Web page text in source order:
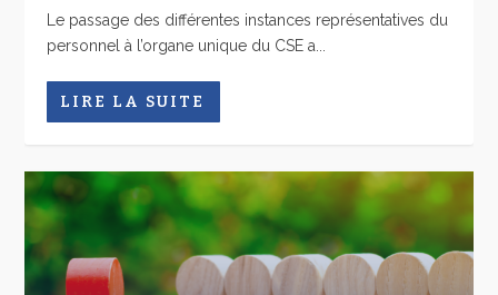
Le passage des différentes instances représentatives du
personnel à l’organe unique du CSE a...
LIRE LA SUITE